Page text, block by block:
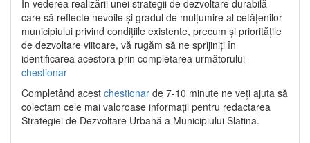
În vederea realizării unei strategii de dezvoltare durabilă
care să reflecte nevoile și gradul de mulțumire al cetățenilor
municipiului privind condițiile existente, precum și prioritățile
de dezvoltare viitoare, vă rugăm să ne sprijiniți în
identificarea acestora prin completarea următorului
chestionar
Completând acest chestionar de 7-10 minute ne veți ajuta să
colectam cele mai valoroase informații pentru redactarea
Strategiei de Dezvoltare Urbană a Municipiului Slatina.